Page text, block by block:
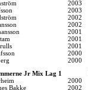
2003
2003
2002
2002
2001
2001
2001
2000
2000
Jr Mix Lag 1
2000
Bakke
2002